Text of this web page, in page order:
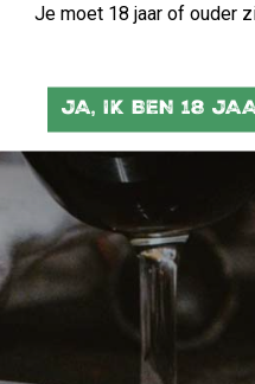
Je moet 18 jaar of ouder
JA, IK BEN 18